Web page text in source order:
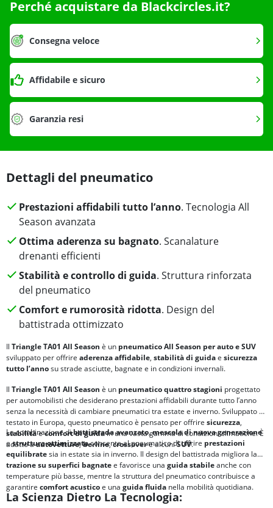
Perché acquistare da Blackcircles.it?
Consegna veloce
Affidabile e sicuro
Garanzia resi
Dettagli del pneumatico
Prestazioni affidabili tutto l’anno. Tecnologia All
Season avanzata
Ottima aderenza su bagnato. Scanalature
drenanti efficienti
Stabilità e controllo di guida. Struttura rinforzata
del pneumatico
Comfort e rumorosità ridotta. Design del
battistrada ottimizzato
Il Triangle TA01 All Season è un pneumatico All Season per auto e SUV
sviluppato per offrire aderenza affidabile, stabilità di guidae sicurezza
tutto l’annosu strade asciutte, bagnate e in condizioni invernali.
Il Triangle TA01 All Season è un pneumatico quattro stagioni progettato
per automobilisti che desiderano prestazioni affidabili durante tutto l’anno
senza la necessità di cambiare pneumatici tra estate e inverno. Sviluppato e
testato in Europa, questo pneumatico è pensato per offrire sicurezza,
stabilitàecomfort di guidain una vasta gamma di condizioni climatiche. È
adatto aautovetture,berline,crossovere alcuniSUV.
La combinazione dibattistrada avanzato,mescola di nuova generazione
estruttura ottimizzataconsente al pneumatico di offrire prestazioni
equilibratesia in estate sia in inverno. Il design del battistrada migliora la
trazione su superfici bagnatee favorisce una guida stabileanche con
temperature più basse, mentre la struttura del pneumatico contribuisce a
garantire comfort acusticoe una guida fluida nella mobilità quotidiana.
La Scienza Dietro La Tecnologia: